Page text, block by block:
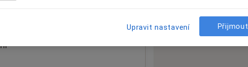
Upravit nastavení Přijmout